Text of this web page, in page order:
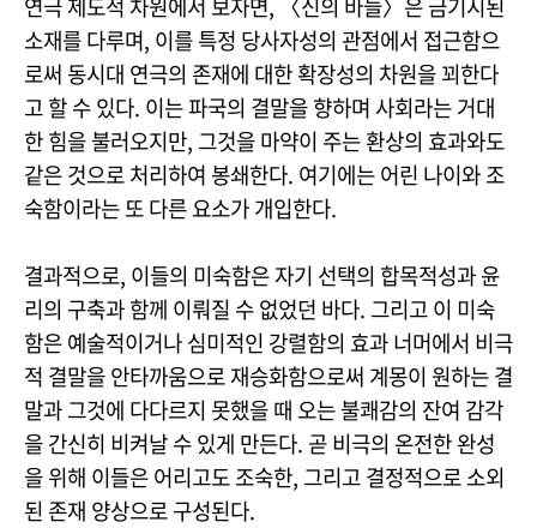
연극 제도적 차원에서 보자면, 〈신의 바늘〉은 금기시된
소재를 다루며, 이를 특정 당사자성의 관점에서 접근함으
로써 동시대 연극의 존재에 대한 확장성의 차원을 꾀한다
고 할 수 있다. 이는 파국의 결말을 향하며 사회라는 거대
한 힘을 불러오지만, 그것을 마약이 주는 환상의 효과와도
같은 것으로 처리하여 봉쇄한다. 여기에는 어린 나이와 조
숙함이라는 또 다른 요소가 개입한다.
결과적으로, 이들의 미숙함은 자기 선택의 합목적성과 윤
리의 구축과 함께 이뤄질 수 없었던 바다. 그리고 이 미숙
함은 예술적이거나 심미적인 강렬함의 효과 너머에서 비극
적 결말을 안타까움으로 재승화함으로써 계몽이 원하는 결
말과 그것에 다다르지 못했을 때 오는 불쾌감의 잔여 감각
을 간신히 비켜날 수 있게 만든다. 곧 비극의 온전한 완성
을 위해 이들은 어리고도 조숙한, 그리고 결정적으로 소외
된 존재 양상으로 구성된다.